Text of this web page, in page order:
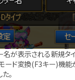
名が表示される新規タ
ード変換(F3キー)機
。